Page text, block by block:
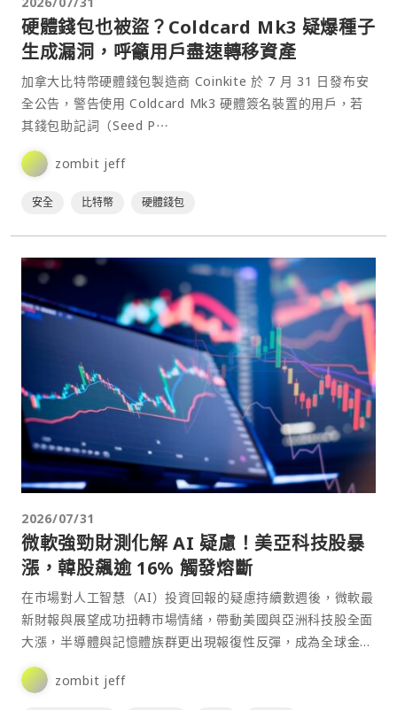
硬體錢包也被盜？Coldcard Mk3 疑爆種子
生成漏洞，呼籲用戶盡速轉移資產
加拿大比特幣硬體錢包製造商 Coinkite 於 7 月 31 日發布安
全公告，警告使用 Coldcard Mk3 硬體簽名裝置的用戶，若
其錢包助記詞（Seed P⋯
zombit jeff
安全 比特幣 硬體錢包
2026/07/31
微軟強勁財測化解 AI 疑慮！美亞科技股暴
漲，韓股飆逾 16% 觸發熔斷
在市場對人工智慧（AI）投資回報的疑慮持續數週後，微軟最
新財報與展望成功扭轉市場情緒，帶動美國與亞洲科技股全面
大漲，半導體與記憶體族群更出現報復性反彈，成為全球金
融⋯
zombit jeff